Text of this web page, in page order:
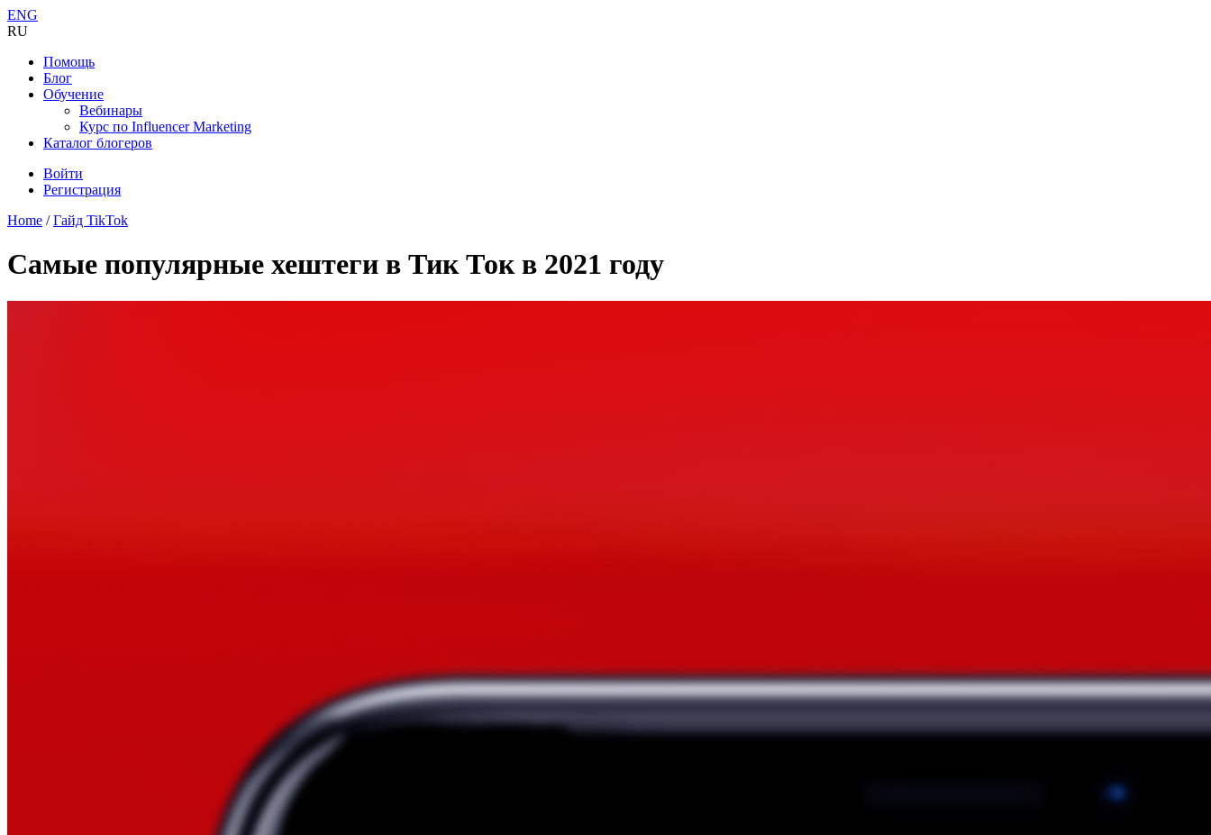
ENG
RU
Помощь
Блог
Обучение
Вебинары
Курс по Influencer Marketing
Каталог блогеров
Войти
Регистрация
Home /Гайд TikTok
Самые популярные хештеги в Тик Ток в 2021 году